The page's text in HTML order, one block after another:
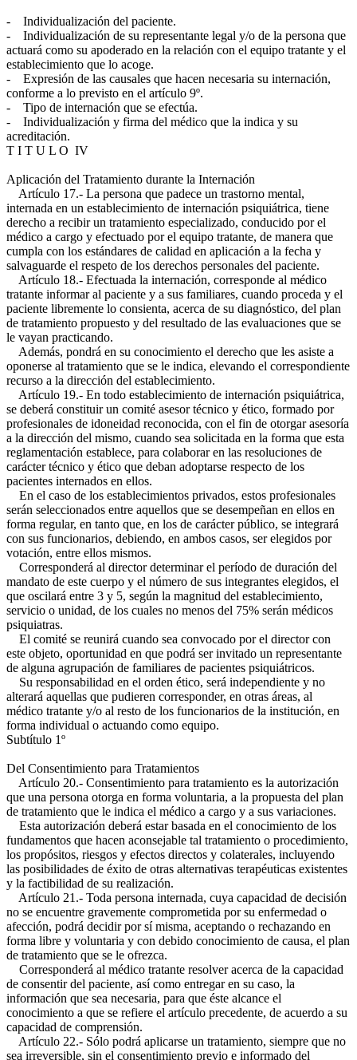
- Individualización del paciente.
- Individualización de su representante legal y/o de la persona que
actuará como su apoderado en la relación con el equipo tratante y el
establecimiento que lo acoge.
- Expresión de las causales que hacen necesaria su internación,
conforme a lo previsto en el artículo 9º.
- Tipo de internación que se efectúa.
- Individualización y firma del médico que la indica y su
acreditación.
T I T U L O IV
Aplicación del Tratamiento durante la Internación
Artículo 17.- La persona que padece un trastorno mental,
internada en un establecimiento de internación psiquiátrica, tiene
derecho a recibir un tratamiento especializado, conducido por el
médico a cargo y efectuado por el equipo tratante, de manera que
cumpla con los estándares de calidad en aplicación a la fecha y
salvaguarde el respeto de los derechos personales del paciente.
Artículo 18.- Efectuada la internación, corresponde al médico
tratante informar al paciente y a sus familiares, cuando proceda y el
paciente libremente lo consienta, acerca de su diagnóstico, del plan
de tratamiento propuesto y del resultado de las evaluaciones que se
le vayan practicando.
Además, pondrá en su conocimiento el derecho que les asiste a
oponerse al tratamiento que se le indica, elevando el correspondiente
recurso a la dirección del establecimiento.
Artículo 19.- En todo establecimiento de internación psiquiátrica,
se deberá constituir un comité asesor técnico y ético, formado por
profesionales de idoneidad reconocida, con el fin de otorgar asesoría
a la dirección del mismo, cuando sea solicitada en la forma que esta
reglamentación establece, para colaborar en las resoluciones de
carácter técnico y ético que deban adoptarse respecto de los
pacientes internados en ellos.
En el caso de los establecimientos privados, estos profesionales
serán seleccionados entre aquellos que se desempeñan en ellos en
forma regular, en tanto que, en los de carácter público, se integrará
con sus funcionarios, debiendo, en ambos casos, ser elegidos por
votación, entre ellos mismos.
Corresponderá al director determinar el período de duración del
mandato de este cuerpo y el número de sus integrantes elegidos, el
que oscilará entre 3 y 5, según la magnitud del establecimiento,
servicio o unidad, de los cuales no menos del 75% serán médicos
psiquiatras.
El comité se reunirá cuando sea convocado por el director con
este objeto, oportunidad en que podrá ser invitado un representante
de alguna agrupación de familiares de pacientes psiquiátricos.
Su responsabilidad en el orden ético, será independiente y no
alterará aquellas que pudieren corresponder, en otras áreas, al
médico tratante y/o al resto de los funcionarios de la institución, en
forma individual o actuando como equipo.
Subtítulo 1º
Del Consentimiento para Tratamientos
Artículo 20.- Consentimiento para tratamiento es la autorización
que una persona otorga en forma voluntaria, a la propuesta del plan
de tratamiento que le indica el médico a cargo y a sus variaciones.
Esta autorización deberá estar basada en el conocimiento de los
fundamentos que hacen aconsejable tal tratamiento o procedimiento,
los propósitos, riesgos y efectos directos y colaterales, incluyendo
las posibilidades de éxito de otras alternativas terapéuticas existentes
y la factibilidad de su realización.
Artículo 21.- Toda persona internada, cuya capacidad de decisión
no se encuentre gravemente comprometida por su enfermedad o
afección, podrá decidir por sí misma, aceptando o rechazando en
forma libre y voluntaria y con debido conocimiento de causa, el plan
de tratamiento que se le ofrezca.
Corresponderá al médico tratante resolver acerca de la capacidad
de consentir del paciente, así como entregar en su caso, la
información que sea necesaria, para que éste alcance el
conocimiento a que se refiere el artículo precedente, de acuerdo a su
capacidad de comprensión.
Artículo 22.- Sólo podrá aplicarse un tratamiento, siempre que no
sea irreversible, sin el consentimiento previo e informado del